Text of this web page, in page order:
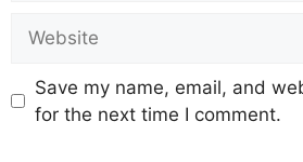
Save my name, email, and
for the next time I comment.